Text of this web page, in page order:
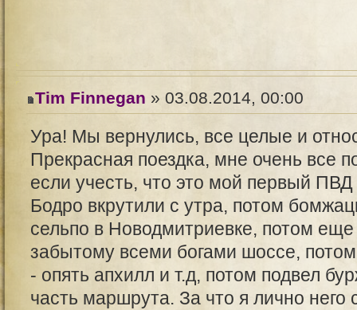
Tim Finnegan » 03.08.2014, 00:00
Ура! Мы вернулись, все целые и
Прекрасная поездка, мне очень все
если учесть, что это мой первый
Бодро вкрутили с утра, потом
сельпо в Новодмитриевке, потом еще
забытому всеми богами шоссе,
- опять апхилл и т.д, потом подвел
часть маршрута. За что я лично него